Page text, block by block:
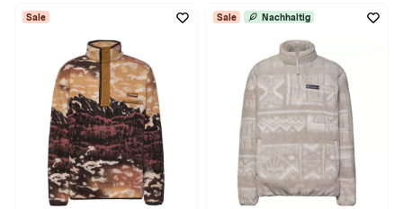
Sale Sale Nachhaltig